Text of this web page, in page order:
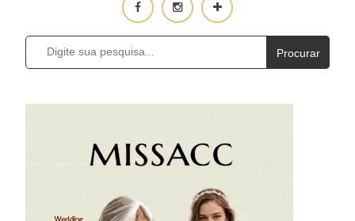
Procurar